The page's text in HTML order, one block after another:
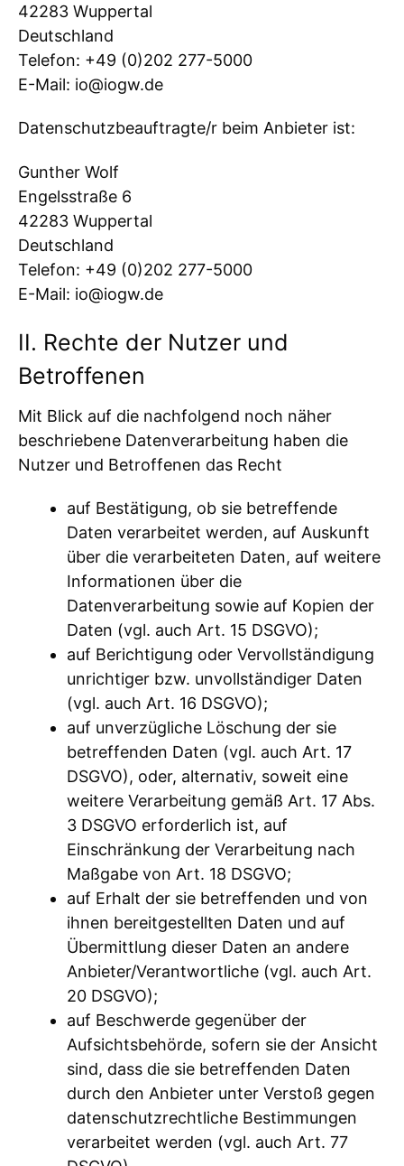
42283 Wuppertal
Deutschland
Telefon: +49 (0)202 277-5000
E-Mail: io@iogw.de
Datenschutzbeauftragte/r beim Anbieter ist:
Gunther Wolf
Engelsstraße 6
42283 Wuppertal
Deutschland
Telefon: +49 (0)202 277-5000
E-Mail: io@iogw.de
II. Rechte der Nutzer und
Betroffenen
Mit Blick auf die nachfolgend noch näher
beschriebene Datenverarbeitung haben die
Nutzer und Betroffenen das Recht
auf Bestätigung, ob sie betreffende
Daten verarbeitet werden, auf Auskunft
über die verarbeiteten Daten, auf weitere
Informationen über die
Datenverarbeitung sowie auf Kopien der
Daten (vgl. auch Art. 15 DSGVO);
auf Berichtigung oder Vervollständigung
unrichtiger bzw. unvollständiger Daten
(vgl. auch Art. 16 DSGVO);
auf unverzügliche Löschung der sie
betreffenden Daten (vgl. auch Art. 17
DSGVO), oder, alternativ, soweit eine
weitere Verarbeitung gemäß Art. 17 Abs.
3 DSGVO erforderlich ist, auf
Einschränkung der Verarbeitung nach
Maßgabe von Art. 18 DSGVO;
auf Erhalt der sie betreffenden und von
ihnen bereitgestellten Daten und auf
Übermittlung dieser Daten an andere
Anbieter/Verantwortliche (vgl. auch Art.
20 DSGVO);
auf Beschwerde gegenüber der
Aufsichtsbehörde, sofern sie der Ansicht
sind, dass die sie betreffenden Daten
durch den Anbieter unter Verstoß gegen
datenschutzrechtliche Bestimmungen
verarbeitet werden (vgl. auch Art. 77